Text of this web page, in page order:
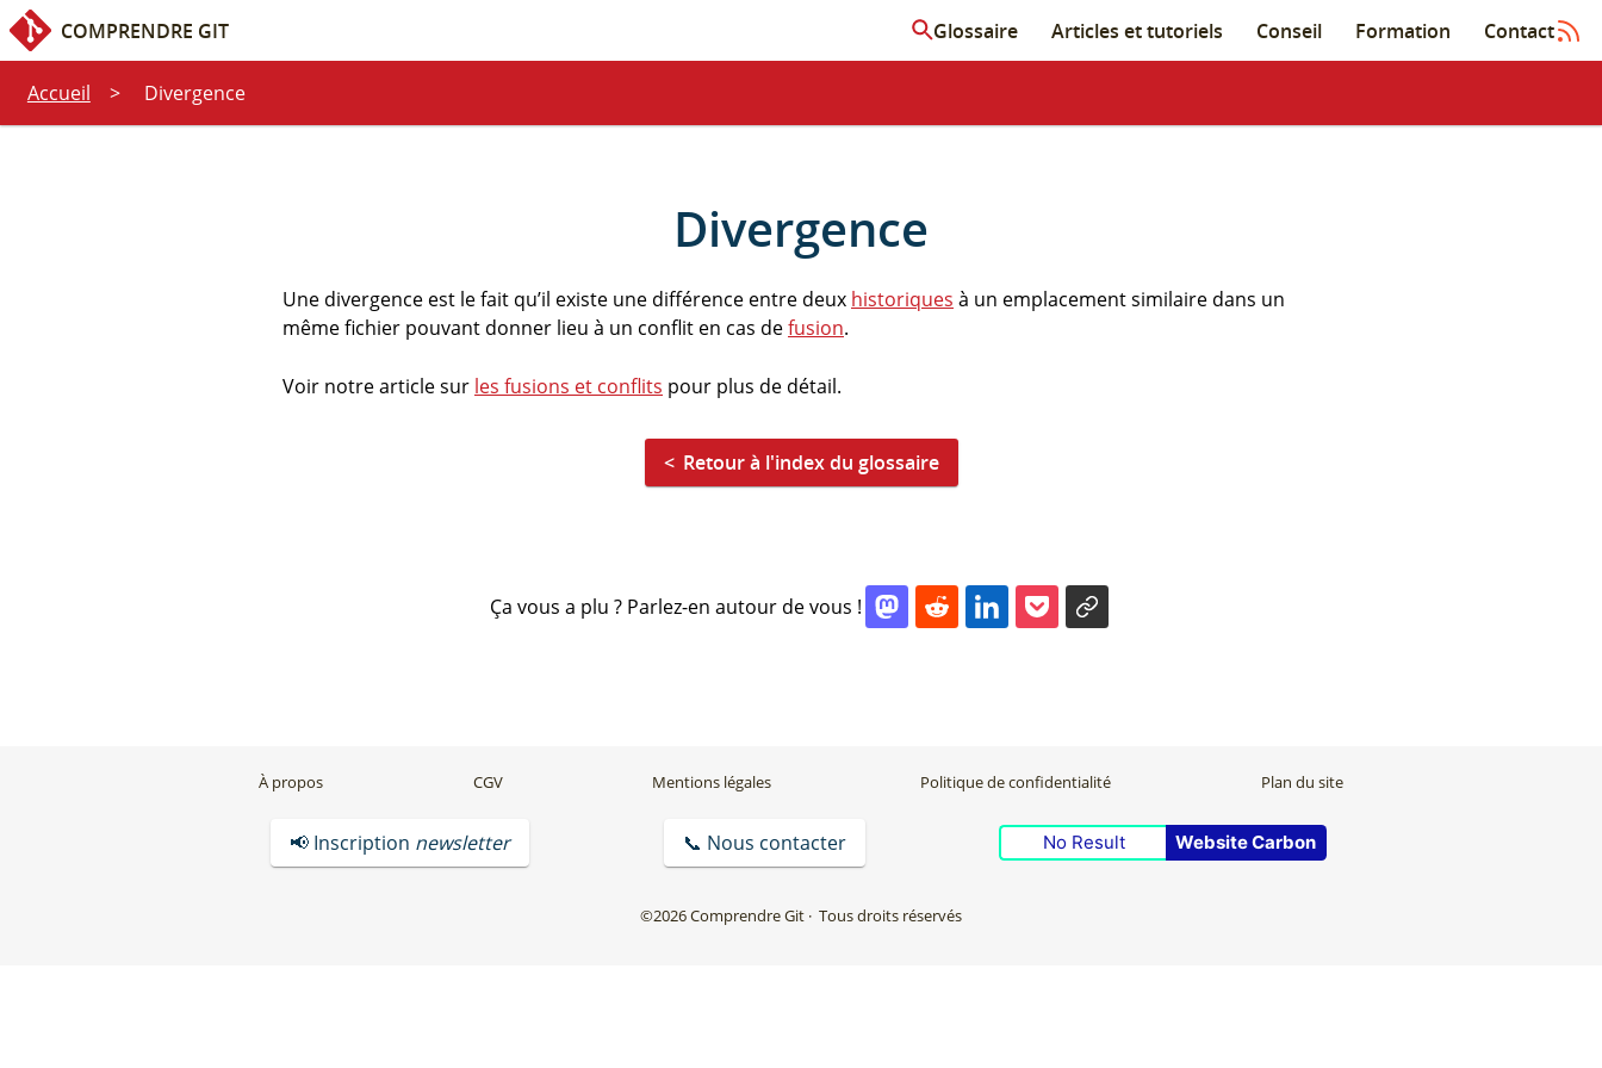
Accès rapide : Contenu
COMPRENDRE GIT Glossaire Articles et tutoriels Conseil Formation Contact
Accueil Divergence
Divergence
Une divergence est le fait qu’il existe une différence entre deux historiques à un emplacement similaire dans un
même fichier pouvant donner lieu à un conflit en cas defusion.
Voir notre article sur les fusions et conflits pour plus de détail.
Retour à l'index du glossaire
Ça vous a plu ? Parlez-en autour de vous !
À propos CGV Mentions légales Politique de confidentialité Plan du site
📢 Inscription newsletter 📞 Nous contacter No Result Website Carbon
©2026 Comprendre Git · Tous droits réservés